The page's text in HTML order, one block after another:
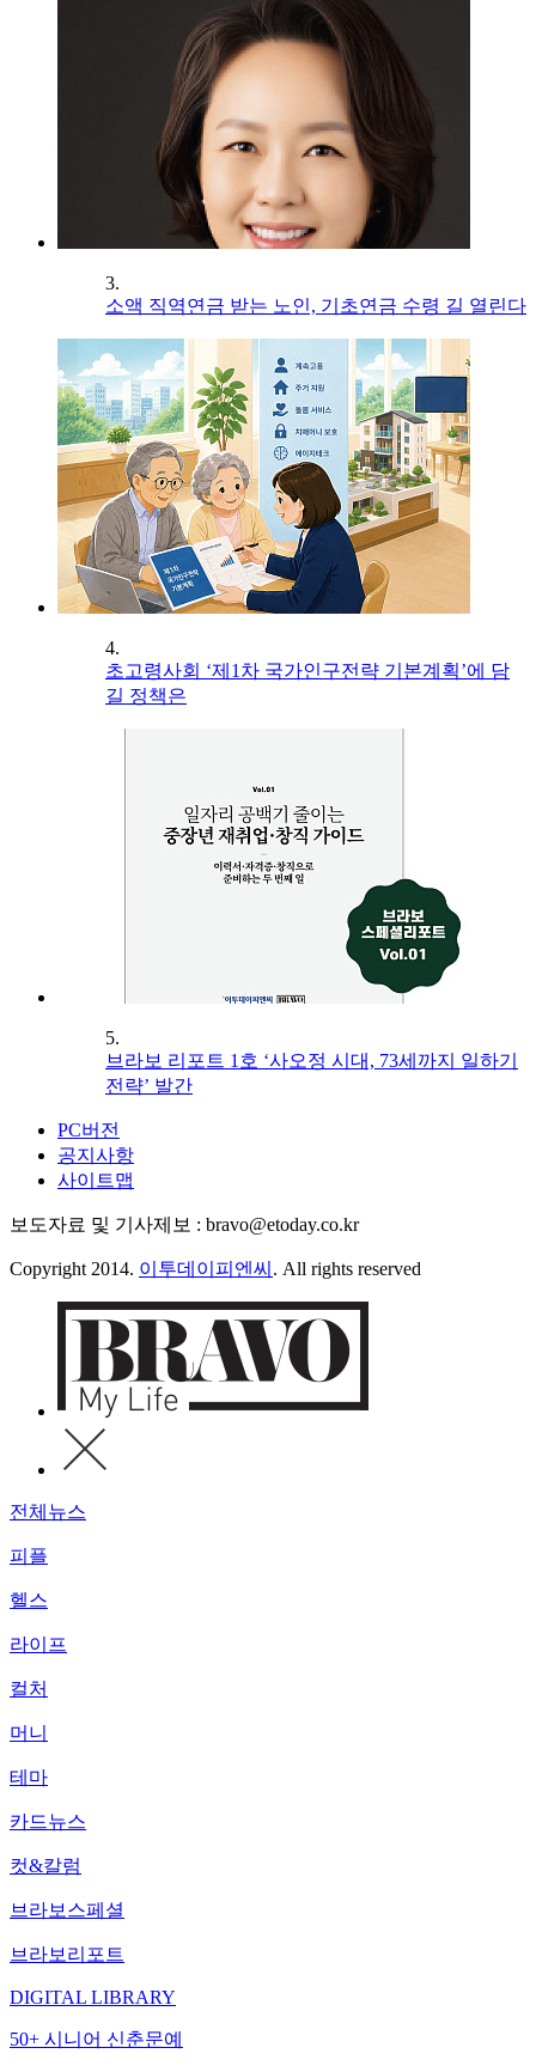
3.
소액 직역연금 받는 노인, 기초연금 수령 길 열린다
4.
초고령사회 ‘제1차 국가인구전략 기본계획’에 담
길 정책은
5.
브라보 리포트 1호 ‘사오정 시대, 73세까지 일하기
전략’ 발간
PC버전
공지사항
사이트맵
보도자료 및 기사제보 : bravo@etoday.co.kr
Copyright 2014. 이투데이피엔씨 . All rights reserved
전체뉴스
피플
헬스
라이프
컬처
머니
테마
카드뉴스
컷&칼럼
브라보스페셜
브라보리포트
DIGITAL LIBRARY
50+ 시니어 신춘문예